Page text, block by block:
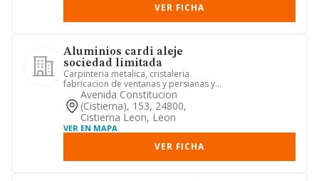
VER FICHA
Aluminios cardi aleje
sociedad limitada
Carpinteria metalica, cristaleria.
fabricacion de ventanas y persianas y
pvc. herreria y cerrajeria...
Avenida Constitucion
(cistierna), 153, 24800,
Cistierna Leon, Leon
VER EN MAPA
VER FICHA